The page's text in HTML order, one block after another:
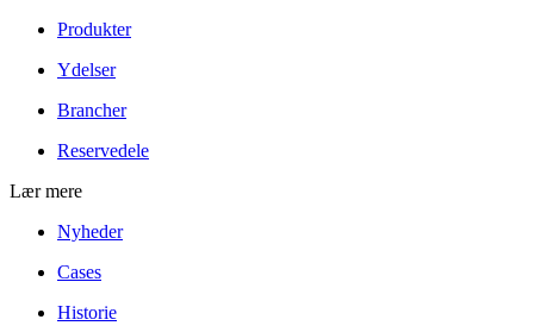
Produkter
Ydelser
Brancher
Reservedele
Lær mere
Nyheder
Cases
Historie